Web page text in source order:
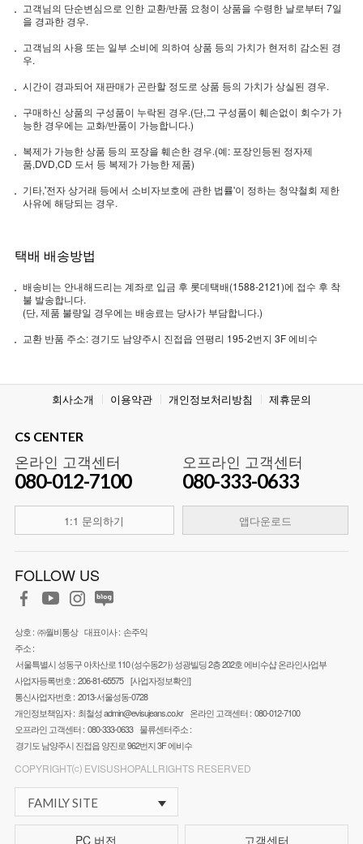
고객님의 단순변심으로 인한 교환/반품 요청이 상품을 수령한 날로부터 7일
을 경과한 경우.
고객님의 사용 또는 일부 소비에 의하여 상품 등의 가치가 현저히 감소된 경
우.
시간이 경과되어 재판매가 곤란할 정도로 상품 등의 가치가 상실된 경우.
구매하신 상품의 구성품이 누락된 경우.(단,그 구성품이 훼손없이 회수가 가
능한 경우에는 교화/반품이 가능합니다.)
복제가 가능한 상품 등의 포장을 훼손한 경우.(예: 포장인등된 정자제
품,DVD,CD 도서 등 복제가 가능한 제품)
기타,'전자 상거래 등에서 소비자보호에 관한 법률'이 정하는 청약철회 제한
사유에 해당되는 경우.
택배 배송방법
배송비는 안내해드리는 계좌로 입금 후 롯데택배(1588-2121)에 접수 후 착
불 발송합니다.
(단, 제품 불량일 경우에는 배송료는 당사가 부담합니다.)
교환 반품 주소: 경기도 남양주시 진접읍 연평리 195-2번지 3F 에비수
회사소개 이용약관 개인정보처리방침 제휴문의
CS CENTER
온라인 고객센터
080-012-7100
1:1 문의하기
오프라인 고객센터
080-333-0633
앱다운로드
FOLLOW US
상호 : ㈜월비통상 대표이사 : 손주익
주소 :
서울특별시 성동구 아차산로 110 (성수동2가) 성광빌딩 2층 202호 에비수샵 온라인사업부
사업자등록번호 : 206-81-65575 [사업자정보확인]
통신사업자번호 : 2013-서울성동-0728
개인정보책임자 : 최철성admin@evisujeans.co.kr 온라인 고객센터 : 080-012-7100
오프라인 고객센터 : 080-333-0633 물류센터주소 :
경기도 남양주시 진접읍 양진로 962번지 3F 에비수
COPYRIGHT⒞ EVISUSHOPALLRIGHTS RESERVED
FAMILY SITE
PC 버전 고객센터